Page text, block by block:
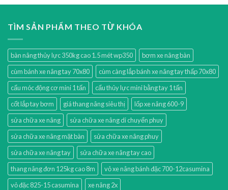
TÌM SẢN PHẨM THEO TỪ KHÓA
bàn nâng thủy lực 350kg cao 1.5 mét wp350
bơm xe nâng bàn
cùm bánh xe nâng tay 70x80
cùm càng lắp bánh xe nâng tay thấp 70x80
cẩu móc động cơ mini 1 tấn
cẩu thủy lực mini bằng tay 1 tấn
cốt lắp tay bơm
giá thang nâng siêu thị
lốp xe nâng 600-9
sửa chữa xe nâng
sửa chữa xe nâng di chuyển phuy
sửa chữa xe nâng mặt bàn
sửa chữa xe nâng phuy
sửa chữa xe nâng tay
sửa chữa xe nâng tay cao
thang nâng đơn 125kg cao 8m
vỏ xe nâng bánh đặc 700-12casumina
vỏ đặc 825-15 casumina
xe nâng 2x